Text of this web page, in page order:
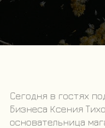
Сегодня в гостях
Бизнеса Ксения
основательница